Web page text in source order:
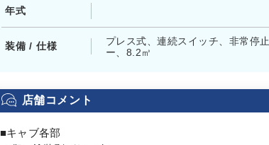
年式
装備 / 仕様
プレス式、連続スイッチ、非常停
ー、8.2㎥
店舗コメント
■キャブ各部